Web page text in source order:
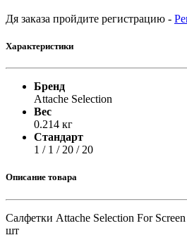
Дя заказа пройдите регистрацию -
Характеристики
Бренд
Attache Selection
Вес
0.214 кг
Стандарт
1 / 1 / 20 / 20
Описание товара
Салфетки Attache Selection For Screen
шт